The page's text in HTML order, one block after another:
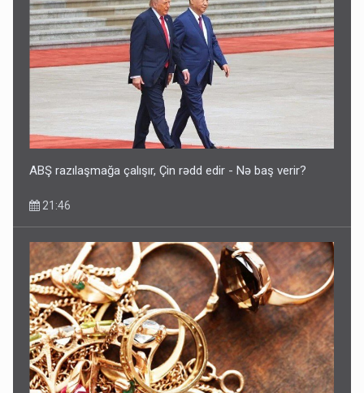
ABŞ razılaşmağa çalışır, Çin rədd edir - Nə baş verir?
21:46